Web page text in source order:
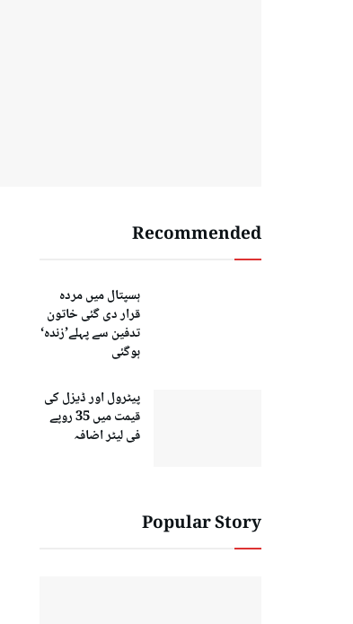
Recommended
ہسپتال میں مردہ
قرار دی گئی خاتون
تدفین سے پہلے’زندہ‘
ہوگئی
پیٹرول اور ڈیزل کی
قیمت میں 35 روپے
فی لیٹر اضافہ
Popular Story